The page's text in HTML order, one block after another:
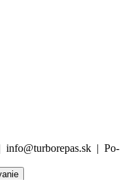
info@turborepas.sk | Po-